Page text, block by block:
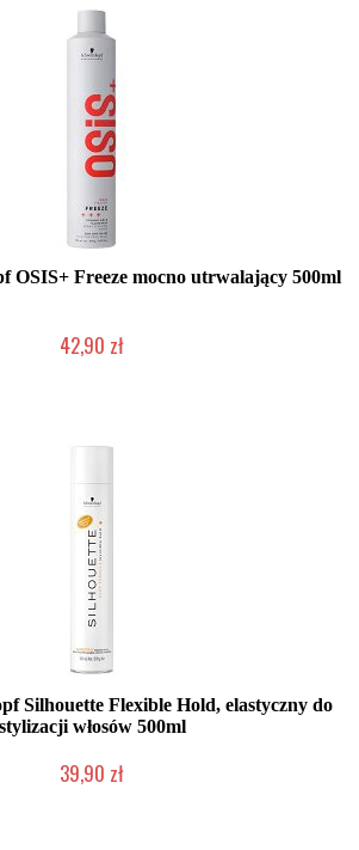
OSIS+ Freeze mocno utrwalający 500ml
42,90 zł
Silhouette Flexible Hold, elastyczny do
stylizacji włosów 500ml
39,90 zł